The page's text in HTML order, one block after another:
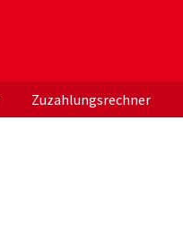
Zuzahlungsrechner